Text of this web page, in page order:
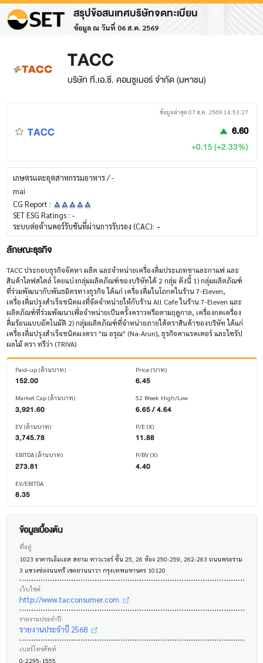
สรุปข้อสนเทศบริษัทจดทะเบียน
ข้อมูล ณ วันที่ 06 ส.ค. 2569
TACC
บริษัท ที.เอ.ซี. คอนซูเมอร์ จำกัด (มหาชน)
ข้อมูลล่าสุด 07 ส.ค. 2569 14:53:27
TACC 6.60
+0.15 (+2.33%)
เกษตรและอุตสาหกรรมอาหาร / -
mai
CG Report :
SET ESG Ratings : -
ระบบต่อต้านคอร์รับชันที่ผ่านการรับรอง (CAC): -
ลักษณะธุรกิจ
TACC ประกอบธุรกิจจัดหา ผลิต และจำหน่ายเครื่องดื่มประเภทชาและกาแฟ และ
สินค้าไลฟสไตล์ โดยแบ่งกลุ่มผลิตภัณฑ์ของบริษัทได้ 2 กลุ่ม ดังนี้ 1) กลุ่มผลิตภัณฑ์
ที่ร่วมพัฒนากับพันธมิตรทางธุรกิจ ได้แก่ เครื่องดื่มในโถกดในร้าน 7-Eleven,
เครื่องดื่มปรุงสำเร็จชนิดผงที่จัดจำหน่ายให้กับร้าน All Cafe ในร้าน 7-Eleven และ
ผลิตภัณฑ์ที่ร่วมพัฒนาเพื่อจำหน่ายเป็นครั้งคราวหรือตามฤดูกาล, เครื่องกดเครื่อง
ดื่มร้อนแบบอัตโนมัติ 2) กลุ่มผลิตภัณฑ์ที่จำหน่ายภายใต้ตราสินค้าของบริษัท ได้แก่
เครื่องดื่มปรุงสำเร็จชนิดผงตรา "ณ อรุณ" (Na-Arun), ธุรกิจคาแรคเตอร์ และไซรัป
ผลไม้ ตรา ทรีว่า (TRIVA)
Paid-up (ล้านบาท)
152.00
Market Cap (ล้านบาท)
3,921.60
EV (ล้านบาท)
3,745.78
EBITDA (ล้านบาท)
273.81
EV/EBITDA
8.35
Price (บาท)
6.45
52 Week High/Low
6.65 / 4.64
P/E (X)
11.88
P/BV (X)
4.40
ข้อมูลเบื้องต้น
ที่อยู่
1023 อาคารเอ็มเอส สยาม ทาวเวอร์ ชั้น 25, 26 ห้อง 250-259, 262-263 ถนนพระราม
3 แขวงช่องนนทรี เขตยานนาวา กรุงเทพมหานคร 10120
เว็บไซต์
http://www.tacconsumer.com
รายงานประจำปี
รายงานประจำปี 2568
เบอร์โทรศัพท์
0-2295-1555